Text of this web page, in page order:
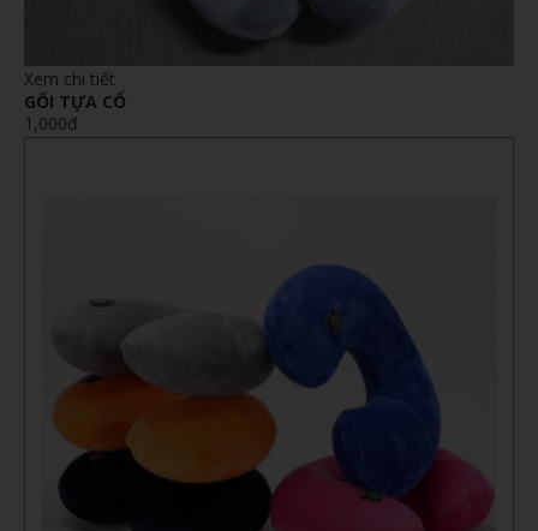
Xem chi tiết
GỐI TỰA CỔ
1,000đ